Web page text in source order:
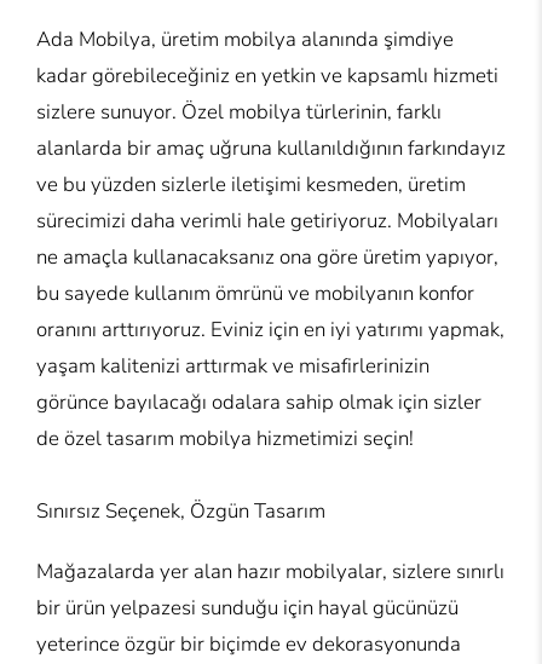
Ada Mobilya, üretim mobilya alanında şimdiye
kadar görebileceğiniz en yetkin ve kapsamlı hizmeti
sizlere sunuyor. Özel mobilya türlerinin, farklı
alanlarda bir amaç uğruna kullanıldığının farkındayız
ve bu yüzden sizlerle iletişimi kesmeden, üretim
sürecimizi daha verimli hale getiriyoruz. Mobilyaları
ne amaçla kullanacaksanız ona göre üretim yapıyor,
bu sayede kullanım ömrünü ve mobilyanın konfor
oranını arttırıyoruz. Eviniz için en iyi yatırımı yapmak,
yaşam kalitenizi arttırmak ve misafirlerinizin
görünce bayılacağı odalara sahip olmak için sizler
de özel tasarım mobilya hizmetimizi seçin!
Sınırsız Seçenek, Özgün Tasarım
Mağazalarda yer alan hazır mobilyalar, sizlere sınırlı
bir ürün yelpazesi sunduğu için hayal gücünüzü
yeterince özgür bir biçimde ev dekorasyonunda